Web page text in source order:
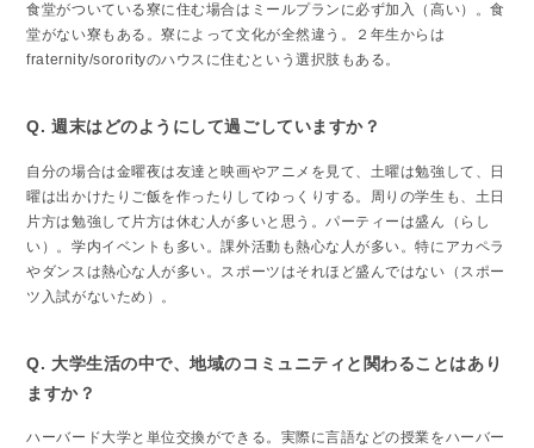
食堂がついている寮に住む場合はミールプランに必ず加入（高い）。食
堂がない寮もある。寮によって文化が全然違う。２年生からは
fraternity/sororityのハウスに住むという選択肢もある。
Q. 週末はどのようにして過ごしていますか？
自分の場合は金曜夜は友達と映画やアニメを見て、土曜は勉強して、日
曜は出かけたりご飯を作ったりしてゆっくりする。周りの学生も、土日
片方は勉強して片方は休む人が多いと思う。パーティーは盛ん（らし
い）。学内イベントも多い。課外活動も熱心な人が多い。特にアカペラ
やダンスは熱心な人が多い。スポーツはそれほど盛んではない（スポー
ツ入試がないため）。
Q. 大学生活の中で、地域のコミュニティと関わることはあり
ますか？
ハーバード大学と単位交換ができる。実際に言語などの授業をハーバー